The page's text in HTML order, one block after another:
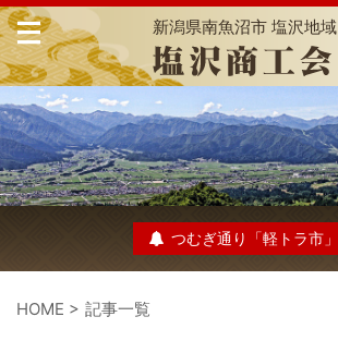
新潟県南魚沼市 塩沢地域
つむぎ通り「軽トラ市」
HOME > 記事一覧